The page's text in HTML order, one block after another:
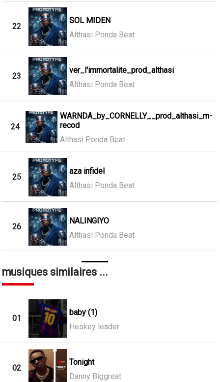
22
SOL MIDEN
Althasi Ponda Beat
23
ver_l'immortalite_prod_althasi
Althasi Ponda Beat
24
WARNDA_by_CORNELLY__prod_althasi_m-
recod
Althasi Ponda Beat
25
aza infidel
Althasi Ponda Beat
26
NALINGIYO
Althasi Ponda Beat
musiques similaires ...
01
baby (1)
Heskey leader
02
Tonight
Danny Biggreat